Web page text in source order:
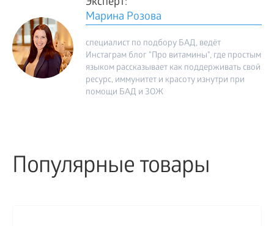
Эксперт:
Марина Розова
специалист по подбору БАД, ведёт
Инстаграм блог "Про витамины", где простым
языком рассказывает как поддерживать свой
ресурс, иммунитет и красоту изнутри при
помощи БАД и ЗОЖ
Популярные товары